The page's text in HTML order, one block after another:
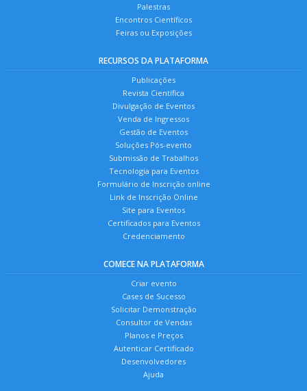
Palestras
Encontros Científicos
Feiras ou Exposições
RECURSOS DA PLATAFORMA
Publicações
Revista Científica
Divulgação de Eventos
Venda de Ingressos
Gestão de Eventos
Soluções Pós-evento
Submissão de Trabalhos
Tecnologia para Eventos
Formulário de Inscrição online
Link de Inscrição Online
Site para Eventos
Certificados para Eventos
Credenciamento
COMECE NA PLATAFORMA
Criar evento
Cases de Sucesso
Solicitar Demonstração
Consultor de Vendas
Planos e Preços
Autenticar Certificado
Desenvolvedores
Ajuda